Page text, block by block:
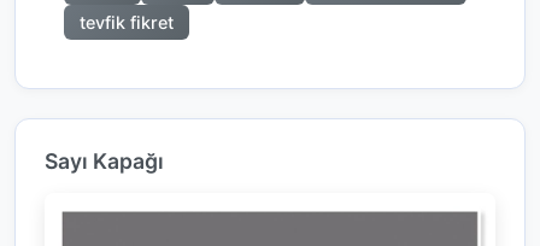
tevfik fikret
Sayı Kapağı